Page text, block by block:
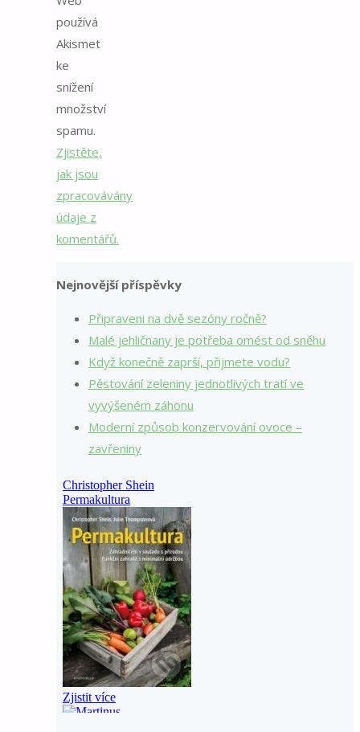
používá
Akismet
ke
snížení
množství
spamu.
Zjistěte,
jak jsou
zpracovávány
údaje z
komentářů.
Nejnovější příspěvky
Připraveni na dvě sezóny ročně?
Malé jehličnany je potřeba omést od sněhu
Když konečně zaprší, přijmete vodu?
Pěstování zeleniny jednotlivých tratí ve
vyvýšeném záhonu
Moderní způsob konzervování ovoce –
zavřeniny